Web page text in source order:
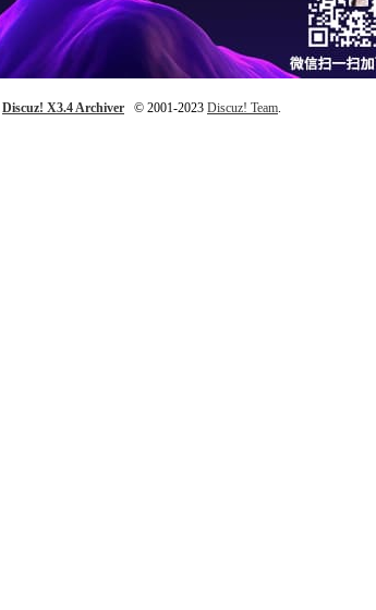
Discuz! X3.4 Archiver © 2001-2023 Discuz! Team.